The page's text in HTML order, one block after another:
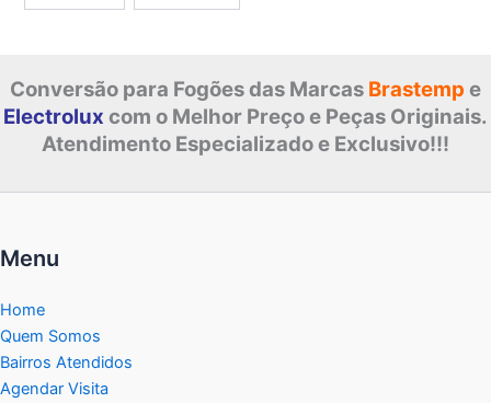
Conversão para Fogões das Marcas Brastemp e
Electrolux com o Melhor Preço e Peças Originais.
Atendimento Especializado e Exclusivo!!!
Menu
Home
Quem Somos
Bairros Atendidos
Agendar Visita